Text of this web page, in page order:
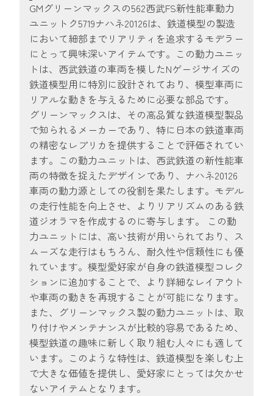
GMグリーンマックスの562西武FS新性能車動力
ユニットク5719ナハネ20126は、鉄道模型の製造
において細部までリアリティを追求するモデラー
にとって興味深いアイテムです。この動力ユニッ
トは、西武鉄道の車両を模したNゲージサイズの
鉄道模型用に特別に設計されており、模型車両に
リアルな動きを与えるために必要な部品です。
グリーンマックスは、その高品質な鉄道模型製品
で知られるメーカーであり、特に日本の鉄道車両
の精密なレプリカを提供することで評価されてい
ます。この動力ユニットは、西武鉄道の新性能車
両の特徴を捉えたデザインであり、ナハネ20126
車両の動力源としての役割を果たします。モデル
の走行性能を向上させ、よりリアリズムのある鉄
道ジオラマを作成するのに寄与します。 この動
力ユニットには、高い技術が用いられており、ス
ムーズな走行はもちろん、耐久性や信頼性にも優
れています。模型愛好家が自身の鉄道模型コレク
ションに追加することで、より詳細なレイアウト
や車両の動きを再現することが可能になります。
また、グリーンマックス製の動力ユニットは、取
り付けやメンテナンスが比較的容易であるため、
模型鉄道の趣味に新しく取り組む人々にも適して
います。このような特性は、鉄道模型を楽しむ上
で大きな価値を提供し、愛好家にとっては欠かせ
ないアイテムとなります。